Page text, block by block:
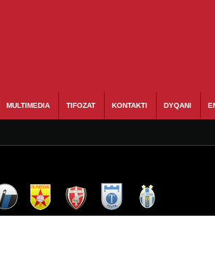
MULTIMEDIA TIFOZAT KONTAKTI DYQANI